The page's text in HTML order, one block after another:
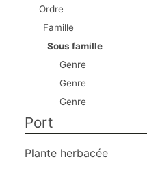
Ordre
Famille
Sous famille
Genre
Genre
Genre
Port
Plante herbacée